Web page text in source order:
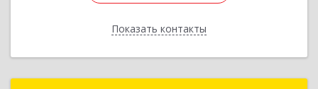
Показать контакты
Назад